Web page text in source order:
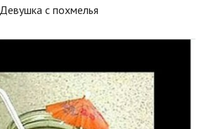
Девушка с похмелья